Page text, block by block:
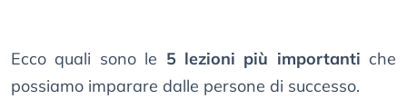
Ecco quali sono le 5 lezioni più importanti che
possiamo imparare dalle persone di successo.